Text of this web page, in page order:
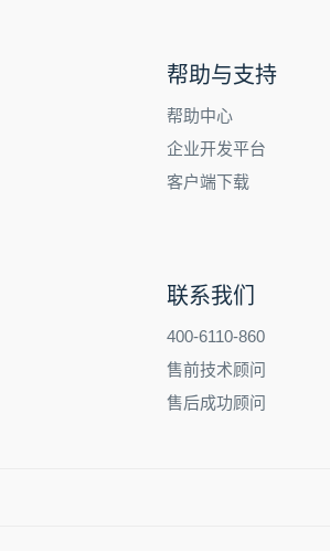
帮助与支持
帮助中心
企业开发平台
客户端下载
联系我们
400-6110-860
售前技术顾问
售后成功顾问